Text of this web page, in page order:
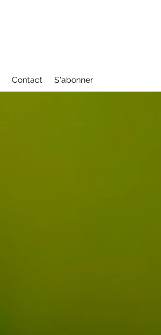
Contact S'abonner